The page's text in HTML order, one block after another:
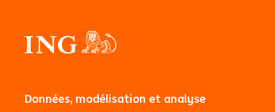
Données, modélisation et analyse